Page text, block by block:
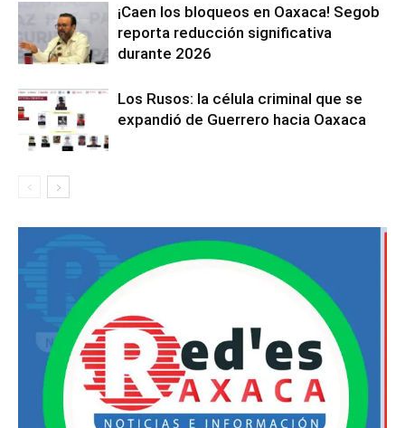
¡Caen los bloqueos en Oaxaca! Segob
reporta reducción significativa
durante 2026
Los Rusos: la célula criminal que se
expandió de Guerrero hacia Oaxaca